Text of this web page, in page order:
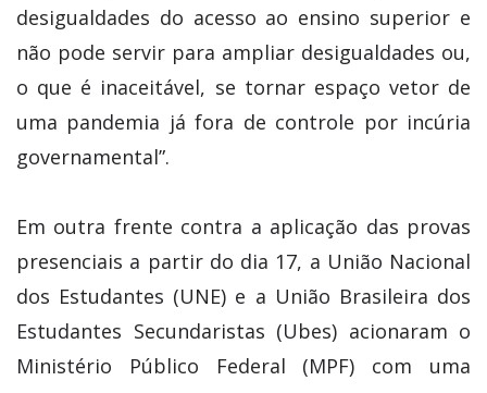
desigualdades do acesso ao ensino superior e
não pode servir para ampliar desigualdades ou,
o que é inaceitável, se tornar espaço vetor de
uma pandemia já fora de controle por incúria
governamental”.
Em outra frente contra a aplicação das provas
presenciais a partir do dia 17, a União Nacional
dos Estudantes (UNE) e a União Brasileira dos
Estudantes Secundaristas (Ubes) acionaram o
Ministério Público Federal (MPF) com uma